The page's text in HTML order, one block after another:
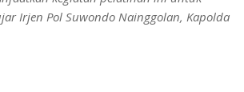
Irjen Pol Suwondo Nainggolan, Kapolda